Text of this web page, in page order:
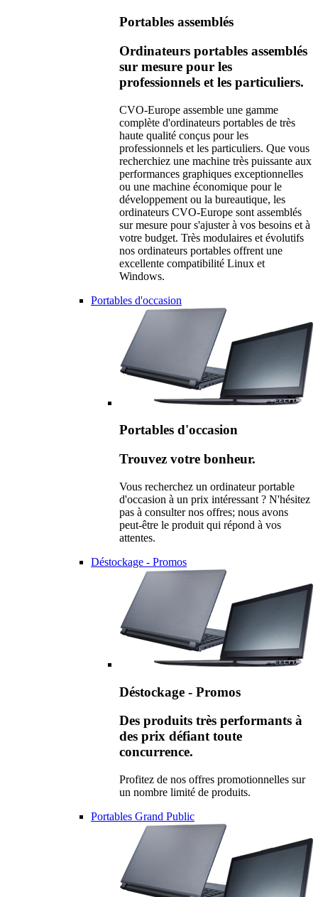
Portables assemblés
Ordinateurs portables assemblés
sur mesure pour les
professionnels et les particuliers.
CVO-Europe assemble une gamme
complète d'ordinateurs portables de très
haute qualité conçus pour les
professionnels et les particuliers. Que vous
recherchiez une machine très puissante aux
performances graphiques exceptionnelles
ou une machine économique pour le
développement ou la bureautique, les
ordinateurs CVO-Europe sont assemblés
sur mesure pour s'ajuster à vos besoins et à
votre budget. Très modulaires et évolutifs
nos ordinateurs portables offrent une
excellente compatibilité Linux et
Windows.
Portables d'occasion
Portables d'occasion
Trouvez votre bonheur.
Vous recherchez un ordinateur portable
d'occasion à un prix intéressant ? N'hésitez
pas à consulter nos offres; nous avons
peut-être le produit qui répond à vos
attentes.
Déstockage - Promos
Déstockage - Promos
Des produits très performants à
des prix défiant toute
concurrence.
Profitez de nos offres promotionnelles sur
un nombre limité de produits.
Portables Grand Public